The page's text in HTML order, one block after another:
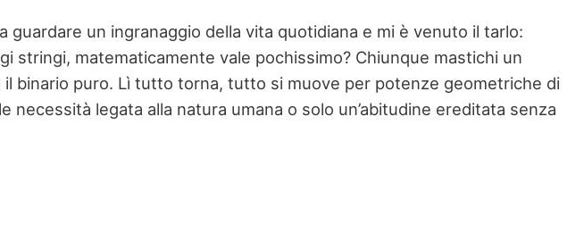
un ingranaggio della vita quotidiana e mi è venuto il tarlo:
stringi, matematicamente vale pochissimo? Chiunque mastichi un
il binario puro. Lì tutto torna, tutto si muove per potenze geometriche di
legata alla natura umana o solo un’abitudine ereditata senza